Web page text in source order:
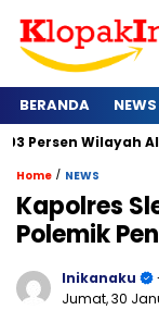
BERANDA NEWS
Alami Hujan
Home / NEWS
Kapolres
Polemik
Inikanaku
Jumat, 30